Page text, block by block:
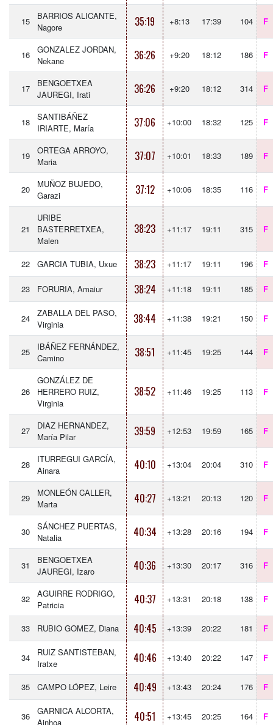
15
BARRIOS ALICANTE,
Nagore
35:19 +8:13 17:39 104 F
16
GONZALEZ JORDAN,
Nekane
36:26 +9:20 18:12 186 F
17
BENGOETXEA
JAUREGI, Irati
36:26 +9:20 18:12 314 F
18
SANTIBÁÑEZ
IRIARTE, María
37:06 +10:00 18:32 125 F
19
ORTEGA ARROYO,
Maria
37:07 +10:01 18:33 189 F
20
MUÑOZ BUJEDO,
Garazi
37:12 +10:06 18:35 116 F
21
URIBE
BASTERRETXEA,
Malen
38:23 +11:17 19:11 315 F
22 GARCIA TUBIA, Uxue 38:23 +11:17 19:11 196 F
23 FORURIA, Amaiur 38:24 +11:18 19:11 185 F
24
ZABALLA DEL PASO,
Virginia
38:44 +11:38 19:21 150 F
25
IBÁÑEZ FERNÁNDEZ,
Camino
38:51 +11:45 19:25 144 F
26
GONZÁLEZ DE
HERRERO RUIZ,
Virginia
38:52 +11:46 19:25 113 F
27
DIAZ HERNANDEZ,
María Pilar
39:59 +12:53 19:59 165 F
28
ITURREGUI GARCÍA,
Ainara
40:10 +13:04 20:04 310 F
29
MONLEÓN CALLER,
Marta
40:27 +13:21 20:13 120 F
30
SÁNCHEZ PUERTAS,
Natalia
40:34 +13:28 20:16 194 F
31
BENGOETXEA
JAUREGI, Izaro
40:36 +13:30 20:17 316 F
32
AGUIRRE RODRIGO,
Patricia
40:37 +13:31 20:18 138 F
33 RUBIO GOMEZ, Diana 40:45 +13:39 20:22 181 F
34
RUIZ SANTISTEBAN,
Iratxe
40:46 +13:40 20:22 147 F
35 CAMPO LÓPEZ, Leire 40:49 +13:43 20:24 176 F
36
GARNICA ALCORTA,
Ainhoa
40:51 +13:45 20:25 164 F